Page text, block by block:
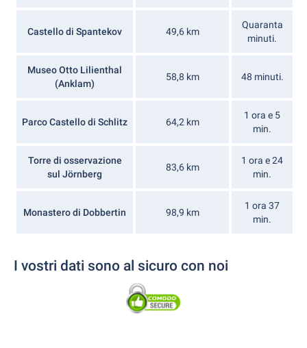
Castello di Spantekov 49,6 km
Quaranta
minuti.
Museo Otto Lilienthal
(Anklam)
58,8 km 48 minuti.
Parco Castello di Schlitz 64,2 km
1 ora e 5
min.
Torre di osservazione
sul Jörnberg
83,6 km
1 ora e 24
min.
Monastero di Dobbertin 98,9 km
1 ora 37
min.
I vostri dati sono al sicuro con noi